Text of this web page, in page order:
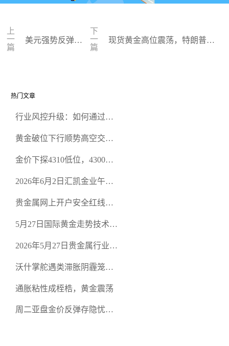
上
一
篇
美元强势反弹，
下
一
篇
现货黄金高位震荡，特朗普关
热门文章
行业风控升级：如何通过正
规黄金开户交易平台？
黄金破位下行顺势高空交易
金价下探4310低位，4300关
2026年6月2日汇凯金业午盘
空头清算算法如何布防？
贵金属网上开户安全红线：
恶意洗盘陷阱
5月27日国际黄金走势技术盘
规黄金平台全方位行情解析
2026年5月27日贵金属行业新
正规贵金属开户平台迎开户
热潮
沃什掌舵遇类滞胀阴霾笼
通胀粘性成桎梏，黄金震荡
周二亚盘金价反弹存隐忧，